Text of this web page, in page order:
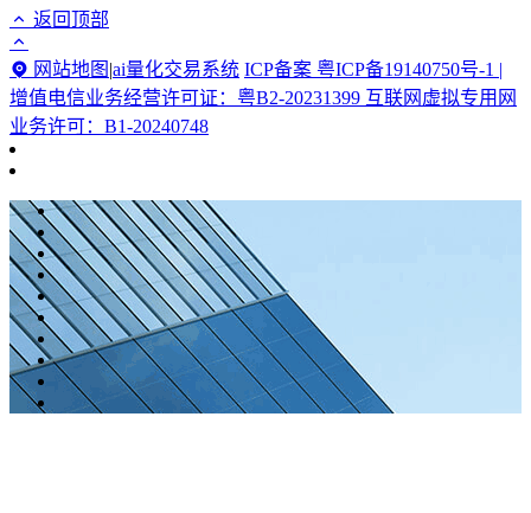
返回顶部
网站地图 |ai量化交易系统 ICP备案 粤ICP备19140750号-1 |
增值电信业务经营许可证：粤B2-20231399 互联网虚拟专用网
业务许可：B1-20240748